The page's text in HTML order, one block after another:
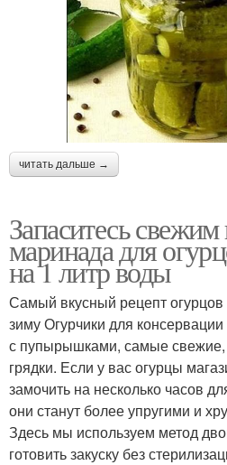
читать дальше →
Запаситесь
маринада для
на 1 литр воды
Самый вкусный рецепт
зиму Огурчики для
с пупырышками, самые свежие,
грядки. Если у вас огурцы
замочить на несколько часов
они станут более упругими и
Здесь мы используем метод
готовить закуску без